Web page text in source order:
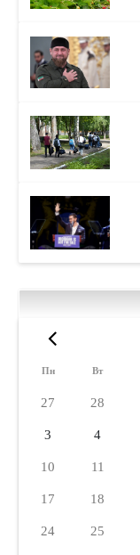
Пн Вт
27 28
3 4
10 11
17 18
24 25